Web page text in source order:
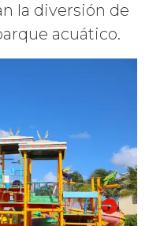
la diversión de
acuático.